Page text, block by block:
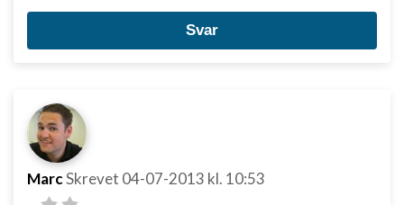
Svar
MarcSkrevet 04-07-2013 kl. 10:53